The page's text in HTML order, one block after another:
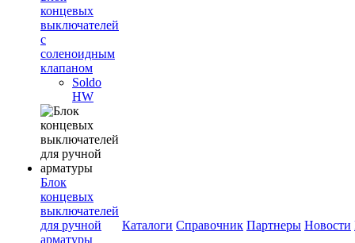
концевых
выключателей
с
соленоидным
клапаном
Soldo
HW
Блок
концевых
выключателей
для ручной
арматуры
Каталоги Справочник Партнеры Новости